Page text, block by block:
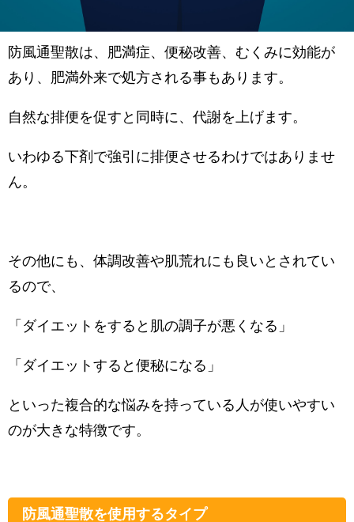
防風通聖散は、肥満症、便秘改善、むくみに効能が
あり、肥満外来で処方される事もあります。
自然な排便を促すと同時に、代謝を上げます。
いわゆる下剤で強引に排便させるわけではありませ
ん。
その他にも、体調改善や肌荒れにも良いとされてい
るので、
「ダイエットをすると肌の調子が悪くなる」
「ダイエットすると便秘になる」
といった複合的な悩みを持っている人が使いやすい
のが大きな特徴です。
防風通聖散を使用するタイプ